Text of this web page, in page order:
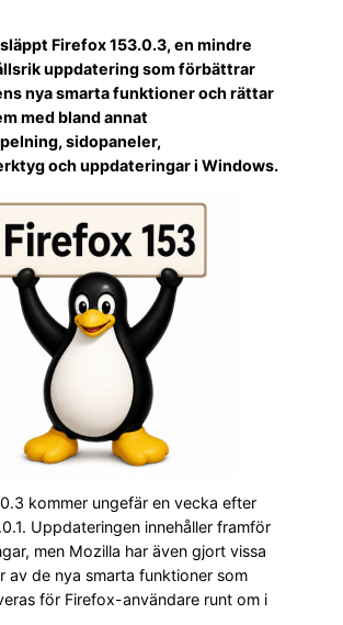
Firefox 153.0.3, en mindre
uppdatering som förbättrar
nya smarta funktioner och rättar
med bland annat
sidopaneler,
och uppdateringar i Windows.
kommer ungefär en vecka efter
Uppdateringen innehåller framför
men Mozilla har även gjort vissa
av de nya smarta funktioner som
för Firefox-användare runt om i